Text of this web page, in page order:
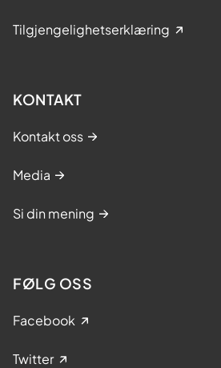
Tilgjengelighetserklæring
KONTAKT
Kontakt oss
Media
Si din mening
FØLG OSS
Facebook
Twitter